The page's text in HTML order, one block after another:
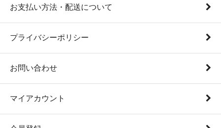
お支払い方法・配送について
プライバシーポリシー
お問い合わせ
マイアカウント